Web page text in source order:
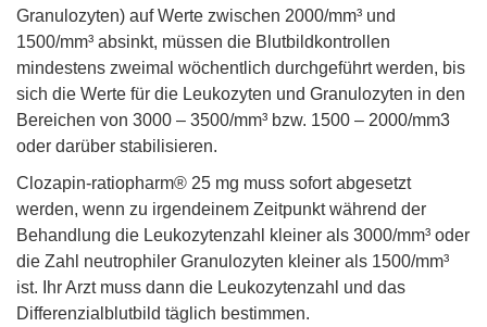
Granulozyten) auf Werte zwischen 2000/mm³ und
1500/mm³ absinkt, müssen die Blutbildkontrollen
mindestens zweimal wöchentlich durchgeführt werden, bis
sich die Werte für die Leukozyten und Granulozyten in den
Bereichen von 3000 – 3500/mm³ bzw. 1500 – 2000/mm3
oder darüber stabilisieren.
Clozapin-ratiopharm® 25 mg muss sofort abgesetzt
werden, wenn zu irgendeinem Zeitpunkt während der
Behandlung die Leukozytenzahl kleiner als 3000/mm³ oder
die Zahl neutrophiler Granulozyten kleiner als 1500/mm³
ist. Ihr Arzt muss dann die Leukozytenzahl und das
Differenzialblutbild täglich bestimmen.